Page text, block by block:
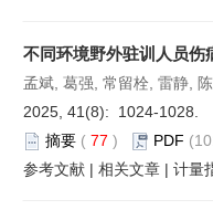
不同环境野外驻训人员伤
孟斌, 葛强, 常留栓, 雷静,
2025, 41(8): 1024-1028.
摘要 ( 77 ) PDF
参考文献 | 相关文章 | 计量